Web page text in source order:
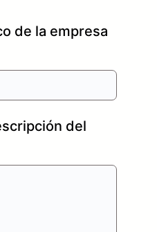
de la empresa
del